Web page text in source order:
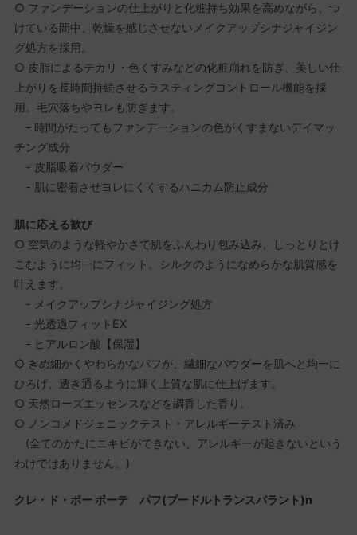
○ ファンデーションの仕上がりと化粧持ち効果を高めながら、つ
けている間中、乾燥を感じさせないメイクアップシナジャイジン
グ処方を採用。
○ 皮脂によるテカリ・色くすみなどの化粧崩れを防ぎ、美しい仕
上がりを長時間持続させるラスティングコントロール機能を採
用。毛穴落ちやヨレも防ぎます。
- 時間がたってもファンデーションの色がくすまないデイマッ
チング成分
- 皮脂吸着パウダー
- 肌に密着させヨレにくくするハニカム防止成分
肌に応える歓び
○ 空気のような軽やかさで肌をふんわり包み込み、しっとりとけ
こむように均一にフィット。シルクのようになめらかな肌質感を
叶えます。
- メイクアップシナジャイジング処方
- 光透過フィットEX
- ヒアルロン酸【保湿】
○ きめ細かくやわらかなパフが、繊細なパウダーを肌へと均一に
ひろげ、透き通るように輝く上質な肌に仕上げます。
○ 天然ローズエッセンスなどを調香した香り。
○ ノンコメドジェニックテスト・アレルギーテスト済み
(全てのかたにニキビができない、アレルギーが起きないという
わけではありません。)
クレ・ド・ポー ボーテ パフ(プードルトランスパラント)n